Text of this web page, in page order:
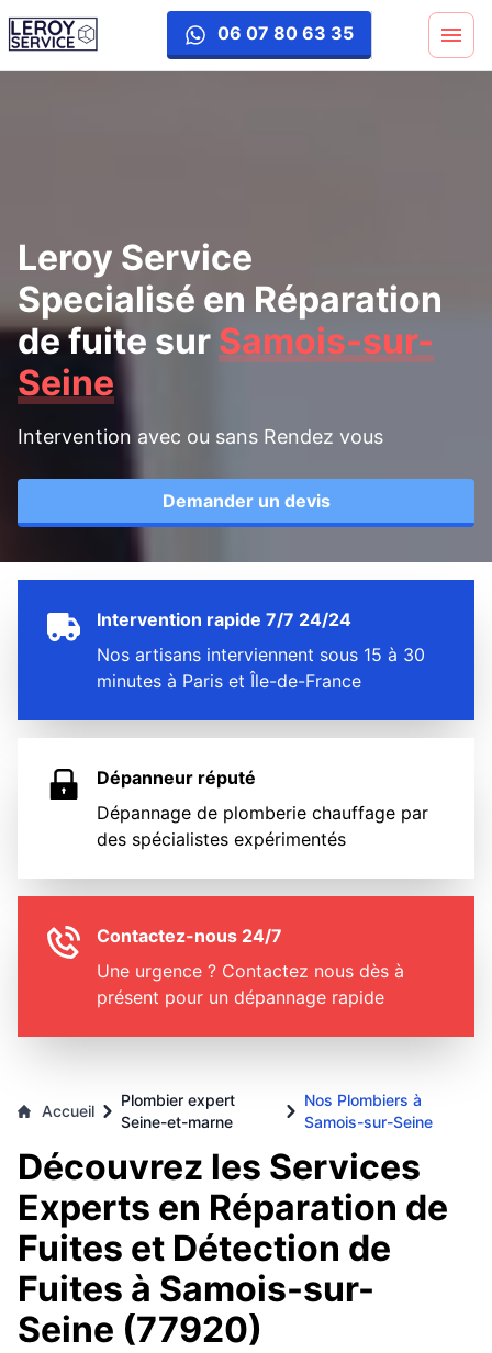
06 07 80 63 35
reparation-fuite
Leroy Service
Specialisé en Réparation
de fuite sur Samois-sur-
Seine
Intervention avec ou sans Rendez vous
Demander un devis
Intervention rapide 7/7 24/24
Nos artisans interviennent sous 15 à 30
minutes à Paris et Île-de-France
Dépanneur réputé
Dépannage de plomberie chauffage par
des spécialistes expérimentés
Contactez-nous 24/7
Une urgence ? Contactez nous dès à
présent pour un dépannage rapide
Accueil
Plombier expert
Seine-et-marne
Nos Plombiers à
Samois-sur-Seine
Découvrez les Services
Experts en Réparation de
Fuites et Détection de
Fuites à Samois-sur-
Seine (77920)